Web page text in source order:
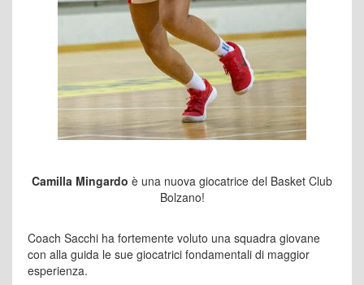
Camilla Mingardo è una nuova giocatrice del Basket Club
Bolzano!
Coach Sacchi ha fortemente voluto una squadra giovane
con alla guida le sue giocatrici fondamentali di maggior
esperienza.